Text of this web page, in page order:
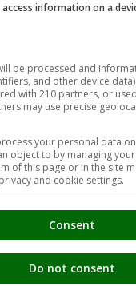
information on a
be processed and
and other device
with 210 partners, or
may use precise
your personal data
object to by managing
of this page or in the site
and cookie settings.
Consent
Do not consent